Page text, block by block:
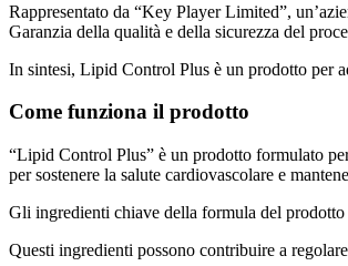
Rappresentato da “Key Player Limited”,
Garanzia della qualità e della sicurezza del
In sintesi, Lipid Control Plus è un prodotto per
Come funziona il prodotto
“Lipid Control Plus” è un prodotto formulato
per sostenere la salute cardiovascolare e
Gli ingredienti chiave della formula del
Questi ingredienti possono contribuire a